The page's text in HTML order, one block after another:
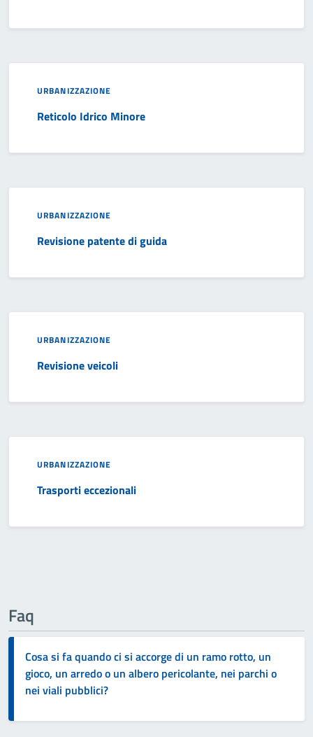
URBANIZZAZIONE
Reticolo Idrico Minore
URBANIZZAZIONE
Revisione patente di guida
URBANIZZAZIONE
Revisione veicoli
URBANIZZAZIONE
Trasporti eccezionali
Faq
Cosa si fa quando ci si accorge di un ramo rotto, un
gioco, un arredo o un albero pericolante, nei parchi o
nei viali pubblici?